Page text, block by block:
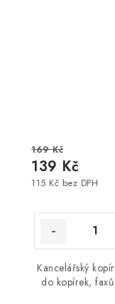
115 Kč bez DPH
139 Kč
169 Kč
Kancelářský
do kopírek,